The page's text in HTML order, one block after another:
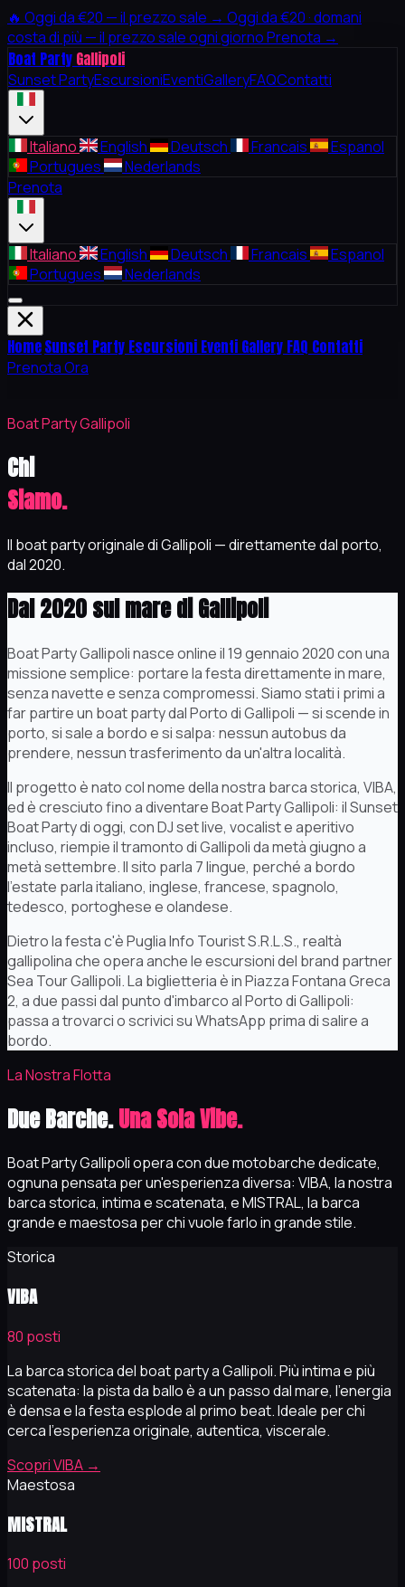
🔥 Oggi da €20 — il prezzo sale → Oggi da €20 · domani
costa di più — il prezzo sale ogni giornoPrenota →
Boat Party Gallipoli
Sunset PartyEscursioniEventiGalleryFAQContatti
Italiano English Deutsch Francais
Espanol
Portugues
Nederlands
Prenota
Italiano English Deutsch Francais
Espanol
Portugues
Nederlands
HomeSunset Party Escursioni Eventi Gallery FAQ Contatti
Prenota Ora
Boat Party Gallipoli
Chi
Siamo.
Il boat party originale di Gallipoli — direttamente dal porto,
dal 2020.
Dal 2020 sul mare di Gallipoli
Boat Party Gallipoli nasce online il 19 gennaio 2020 con una
missione semplice: portare la festa direttamente in mare,
senza navette e senza compromessi. Siamo stati i primi a
far partire un boat party dal Porto di Gallipoli — si scende in
porto, si sale a bordo e si salpa: nessun autobus da
prendere, nessun trasferimento da un'altra località.
Il progetto è nato col nome della nostra barca storica, VIBA,
ed è cresciuto fino a diventare Boat Party Gallipoli: il Sunset
Boat Party di oggi, con DJ set live, vocalist e aperitivo
incluso, riempie il tramonto di Gallipoli da metà giugno a
metà settembre. Il sito parla 7 lingue, perché a bordo
l'estate parla italiano, inglese, francese, spagnolo,
tedesco, portoghese e olandese.
Dietro la festa c'è Puglia Info Tourist S.R.L.S., realtà
gallipolina che opera anche le escursioni del brand partner
Sea Tour Gallipoli. La biglietteria è in Piazza Fontana Greca
2, a due passi dal punto d'imbarco al Porto di Gallipoli:
passa a trovarci o scrivici su WhatsApp prima di salire a
bordo.
La Nostra Flotta
Due Barche.Una Sola Vibe.
Boat Party Gallipoli opera con due motobarche dedicate,
ognuna pensata per un'esperienza diversa: VIBA, la nostra
barca storica, intima e scatenata, e MISTRAL, la barca
grande e maestosa per chi vuole farlo in grande stile.
Storica
VIBA
80 posti
La barca storica del boat party a Gallipoli. Più intima e più
scatenata: la pista da ballo è a un passo dal mare, l'energia
è densa e la festa esplode al primo beat. Ideale per chi
cerca l'esperienza originale, autentica, viscerale.
Scopri VIBA →
Maestosa
MISTRAL
100 posti